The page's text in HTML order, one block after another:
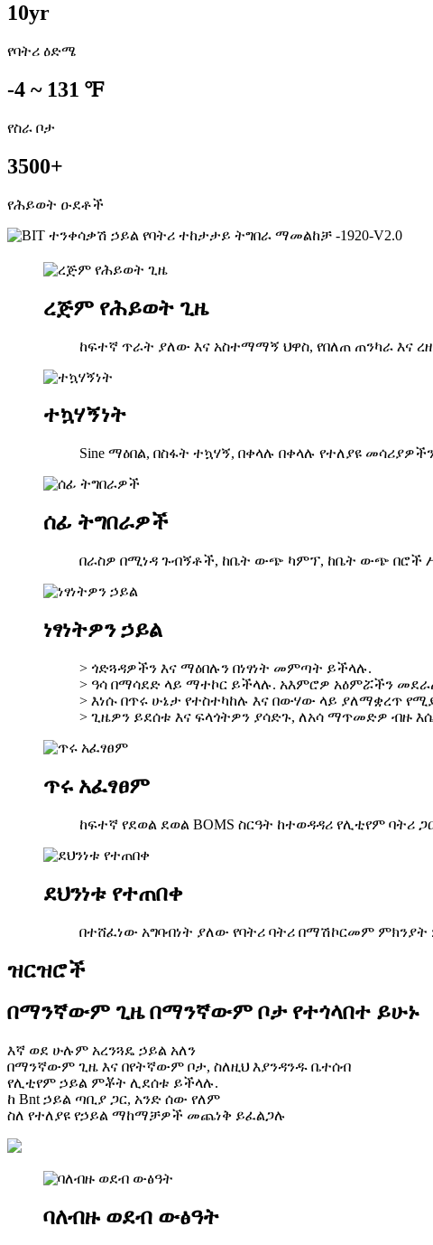
10yr
የባትሪ ዕድሜ
-4 ~ 131 ℉
የስራ ቦታ
3500+
የሕይወት ዑደቶች
ረጅም የሕይወት ጊዜ
ከፍተኛ ጥራት ያለው እና አስተማማኝ ህዋስ, የበለጠ ጠንካራ እና
ተኳሃኝነት
Sine ማዕበል, በስፋት ተኳሃኝ, በቀላሉ በቀላሉ የተለያዩ
ሰፊ ትግበራዎች
በራስዎ በሚነዳ ጉብኝቶች, ከቤት ውጭ ካምፕ, ከቤት ውጭ
ነፃነትዎን ኃይል
> ጎድጓዳዎችን እና ማዕበሉን በነፃነት መምጣት ይችላሉ.
> ዓሳ በማሳደድ ላይ ማተኮር ይችላሉ. አእምሮዎ አዕምሯችን
> እነሱ በጥሩ ሁኔታ የተስተካከሉ እና በውሃው ላይ ያለማቋረጥ
> ጊዜዎን ይደሰቱ እና ፍላጎትዎን ያሳድጉ, ለአሳ ማጥመድዎ ብዙ
ጥሩ አፈፃፀም
ከፍተኛ የደወል ደወል BOMS ስርዓት ከተወዳዳሪ የሊቲየም ባትሪ
ደህንነቱ የተጠበቀ
በተሸፈነው አግባብነት ያለው የባትሪ ባትሪ በማሽኮርመም
ዝርዝሮች
በማንኛውም ጊዜ በማንኛውም ቦታ የተጎላበተ ይሁኑ
እኛ ወደ ሁሉም አረንጓዴ ኃይል አለን
በማንኛውም ጊዜ እና በየትኛውም ቦታ, ስለዚህ እያንዳንዱ ቤተሰብ
የሊቲየም ኃይል ምቾት ሊደሰቱ ይችላሉ.
ከ Bnt ኃይል ጣቢያ ጋር, አንድ ሰው የለም
ስለ የተለያዩ የኃይል ማከማቻዎች መጨነቅ ይፈልጋሉ
ባለብዙ ወደብ ውፅዓት